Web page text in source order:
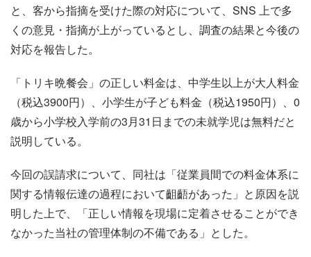
と、客から指摘を受けた際の対応について、SNS 上で多
くの意見・指摘が上がっているとし、調査の結果と今後の
対応を報告した。
「トリキ晩餐会」の正しい料金は、中学生以上が大人料金
（税込3900円）、小学生が子ども料金（税込1950円）、0
歳から小学校入学前の3月31日までの未就学児は無料だと
説明している。
今回の誤請求について、同社は「従業員間での料金体系に
関する情報伝達の過程において齟齬があった」と原因を説
明した上で、「正しい情報を現場に定着させることができ
なかった当社の管理体制の不備である」とした。